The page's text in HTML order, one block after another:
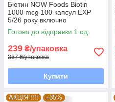
Біотин NOW Foods Biotin
1000 mcg 100 капсул EXP
5/26 року включно
Готово до відправки 1 од.
239 ₴/упаковка
367 ₴/упаковка
Купити
АКЦІЯ !!!! –35%